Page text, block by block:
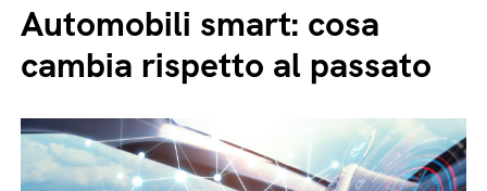
Automobili smart: cosa
cambia rispetto al passato